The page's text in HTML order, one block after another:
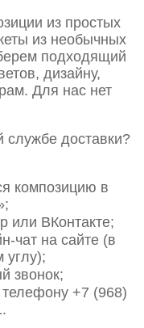
из простых
из необычных
подходящий
дизайну,
Для нас нет
службе доставки?
композицию в
или ВКонтакте;
чат на сайте (в
углу);
звонок;
+7 (968)